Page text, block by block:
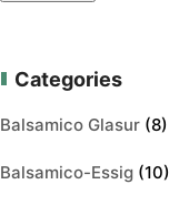
Categories
Balsamico Glasur (8)
Balsamico-Essig (10)